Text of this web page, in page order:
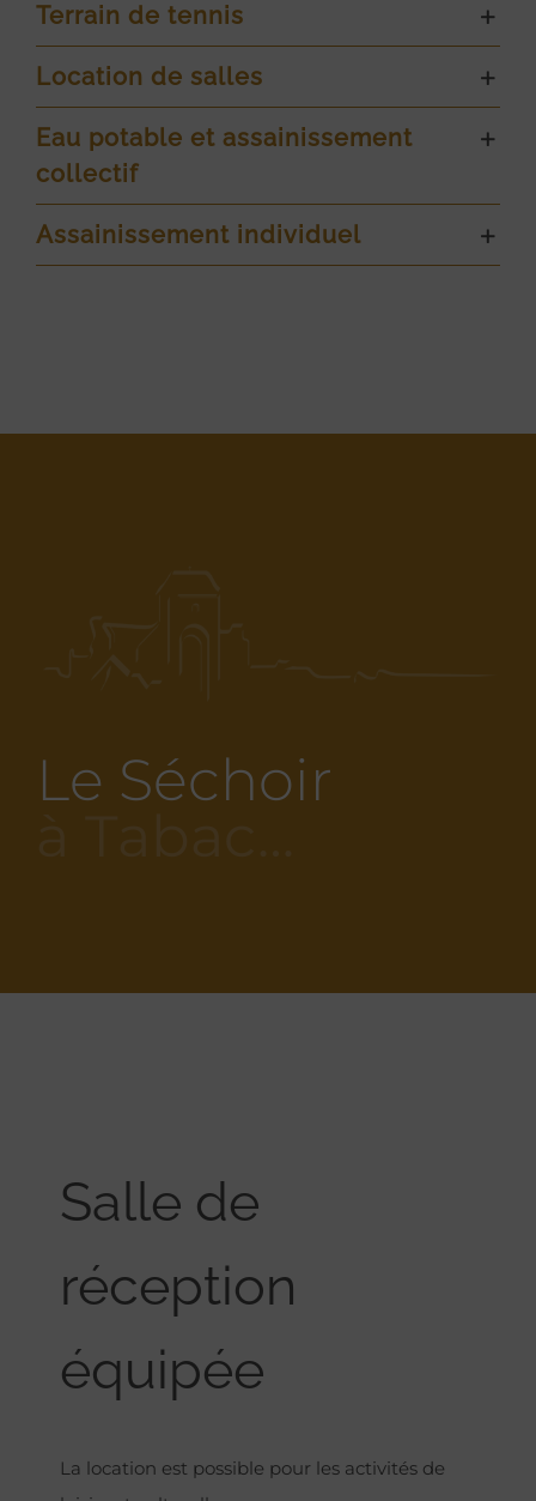
Terrain de tennis
Location de salles
Eau potable et assainissement
collectif
Assainissement individuel
Le Séchoir
Salle de
réception
équipée
La location est possible pour les activités de